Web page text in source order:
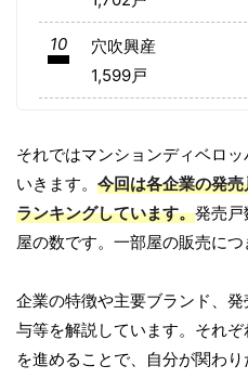
10
穴吹興産
1,599戸
それではマンションディベロ
いきます。 今回は各企業の発
ランキングしています。発売戸
屋の数です。一部屋の販売につ
企業の特徴や主要ブランド、
与等を解説しています。それ
を進めることで、自分が関わ